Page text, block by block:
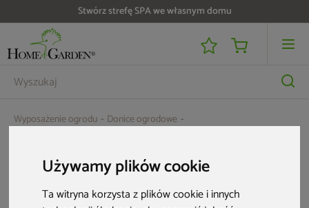
Używamy plików cookie
Ta witryna korzysta z plików cookie i innych
Stwórz strefę SPA we własnym domu
Wyposażenie ogrodu
Donice ogrodowe